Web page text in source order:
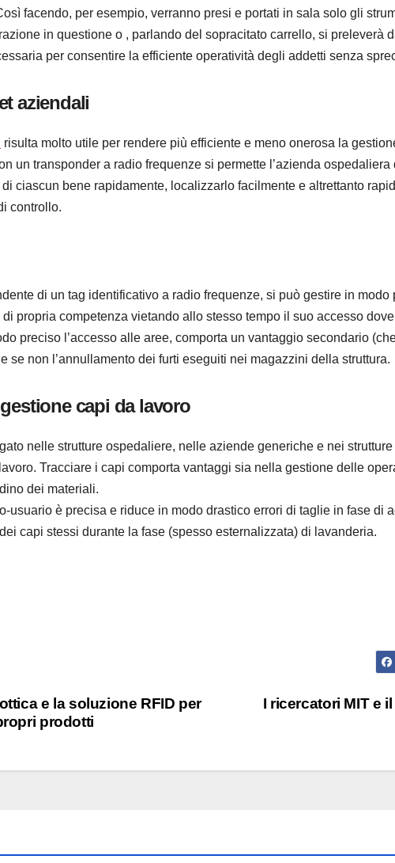
facendo, per esempio, verranno presi e portati in sala solo gli
in questione o , parlando del sopracitato carrello, si preleverà
per consentire la efficiente operatività degli addetti senza
aziendali
risulta molto utile per rendere più efficiente e meno onerosa la
un transponder a radio frequenze si permette l’azienda
di ciascun bene rapidamente, localizzarlo facilmente e altrettanto
controllo.
di un tag identificativo a radio frequenze, si può gestire in modo
propria competenza vietando allo stesso tempo il suo accesso
preciso l’accesso alle aree, comporta un vantaggio secondario
se non l’annullamento dei furti eseguiti nei magazzini della struttura.
capi da lavoro
nelle strutture ospedaliere, nelle aziende generiche e nei
Tracciare i capi comporta vantaggi sia nella gestione delle
dei materiali.
usuario è precisa e riduce in modo drastico errori di taglie in fase di
capi stessi durante la fase (spesso esternalizzata) di lavanderia.
I ricercatori MIT e
e la soluzione RFID per
prodotti